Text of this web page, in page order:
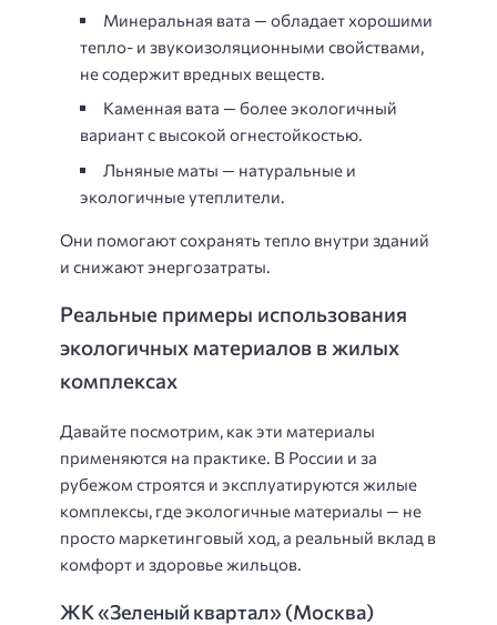
Минеральная вата — обладает хорошими
тепло- и звукоизоляционными свойствами,
не содержит вредных веществ.
Каменная вата — более экологичный
вариант с высокой огнестойкостью.
Льняные маты — натуральные и
экологичные утеплители.
Они помогают сохранять тепло внутри зданий
и снижают энергозатраты.
Реальные примеры использования
экологичных материалов в жилых
комплексах
Давайте посмотрим, как эти материалы
применяются на практике. В России и за
рубежом строятся и эксплуатируются жилые
комплексы, где экологичные материалы — не
просто маркетинговый ход, а реальный вклад в
комфорт и здоровье жильцов.
ЖК «Зеленый квартал» (Москва)